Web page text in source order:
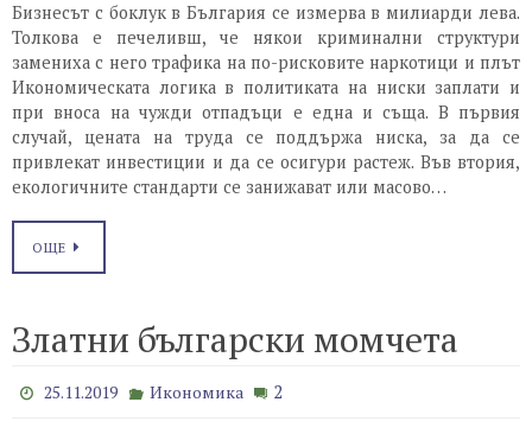
Бизнесът с боклук в България се измерва в милиарди лева.
Толкова е печеливш, че някои криминални структури
замениха с него трафика на по-рисковите наркотици и плът
Икономическата логика в политиката на ниски заплати и
при вноса на чужди отпадъци е една и съща. В първия
случай, цената на труда се поддържа ниска, за да се
привлекат инвестиции и да се осигури растеж. Във втория,
екологичните стандарти се занижават или масово…
ОЩЕ
Златни български момчета
25.11.2019 Икономика 2